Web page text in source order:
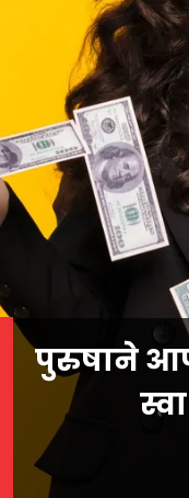
पुरुषाने